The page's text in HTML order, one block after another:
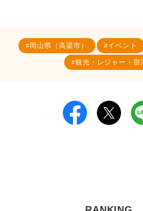
岡山県（高梁市） イベント
観光・レジャー・宿